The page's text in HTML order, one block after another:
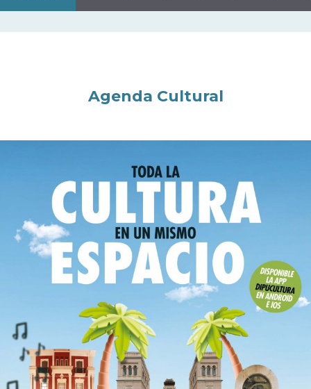
Agenda Cultural